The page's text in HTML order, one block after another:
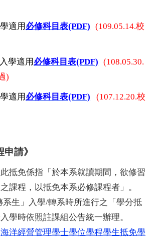
適用 必修科目表(PDF) (109.05.14.校
入學適用 必修科目表(PDF) (108.05.30.
)
適用 必修科目表(PDF) (107.12.20.校
申請》
抵免係指「於本系就讀期間，欲修習
課程，以抵免本系必修課程者」。
系生」入學/轉系時所進行之「學分抵
學時依照註課組公告統一辦理。
海洋經營管理學士學位學程學生抵免學